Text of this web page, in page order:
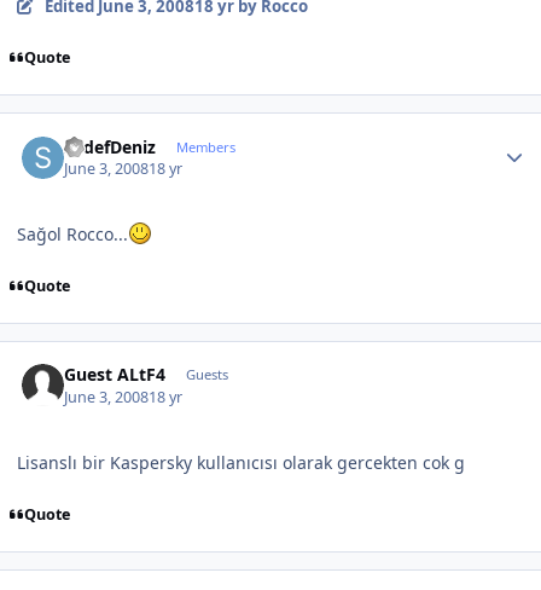
Edited June 3, 200818 yrby Rocco
Quote
SedefDeniz Members
June 3, 200818 yr
Sağol Rocco...
Quote
Guest ALtF4 Guests
June 3, 200818 yr
Lisanslı bir Kaspersky kullanıcısı olarak gercekten cok g
Quote